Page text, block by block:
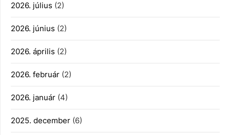
2026. július (2)
2026. június (2)
2026. április (2)
2026. február (2)
2026. január (4)
2025. december (6)